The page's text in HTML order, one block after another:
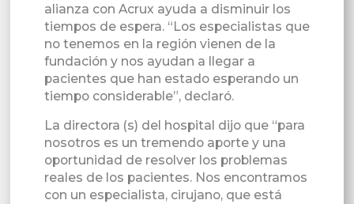
alianza con Acrux ayuda a disminuir los
tiempos de espera. “Los especialistas que
no tenemos en la región vienen de la
fundación y nos ayudan a llegar a
pacientes que han estado esperando un
tiempo considerable”, declaró.
La directora (s) del hospital dijo que “para
nosotros es un tremendo aporte y una
oportunidad de resolver los problemas
reales de los pacientes. Nos encontramos
con un especialista, cirujano, que está